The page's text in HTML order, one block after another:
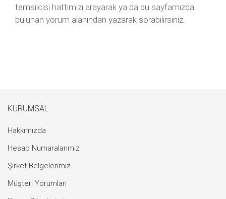
temsilcisi hattımızı arayarak ya da bu sayfamızda
bulunan yorum alanından yazarak sorabilirsiniz.
KURUMSAL
Hakkımızda
Hesap Numaralarımız
Şirket Belgelerimiz
Müşteri Yorumları